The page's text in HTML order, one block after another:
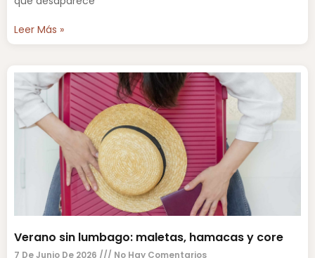
Leer Más »
Verano sin lumbago: maletas, hamacas y core
7 De Junio De 2026 No Hay Comentarios